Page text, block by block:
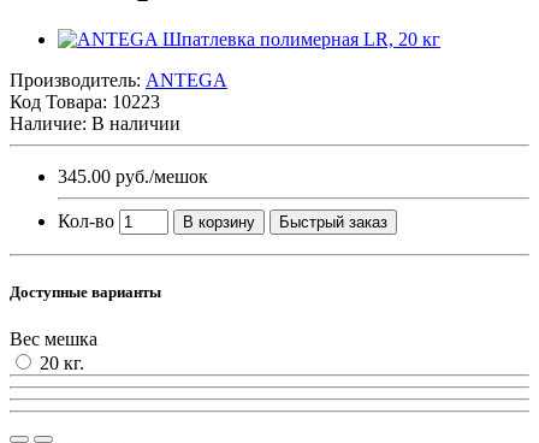
Производитель: ANTEGA
Код Товара: 10223
Наличие: В наличии
345.00 руб./мешок
Кол-во В корзину Быстрый заказ
Доступные варианты
Вес мешка
20 кг.